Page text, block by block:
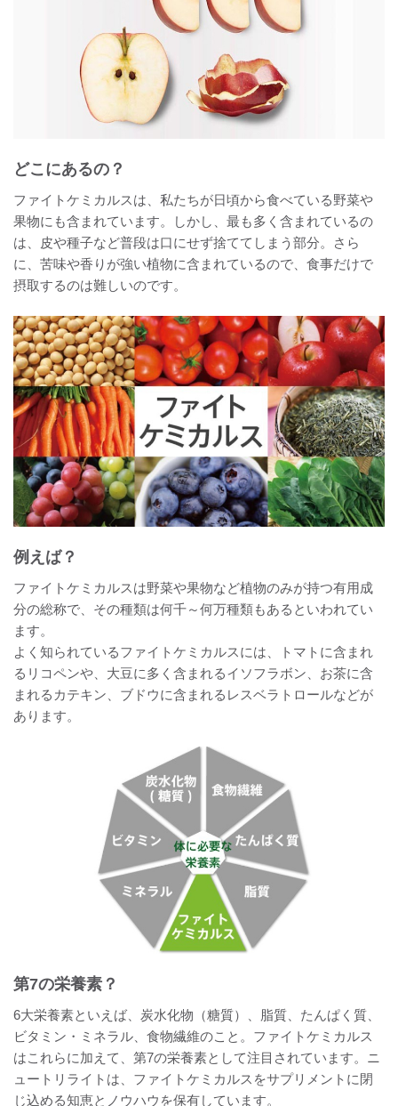
どこにあるの？
ファイトケミカルスは、私たちが日頃から食べている野菜や
果物にも含まれています。しかし、最も多く含まれているの
は、皮や種子など普段は口にせず捨ててしまう部分。さら
に、苦味や香りが強い植物に含まれているので、食事だけで
摂取するのは難しいのです。
例えば？
ファイトケミカルスは野菜や果物など植物のみが持つ有用成
分の総称で、その種類は何千～何万種類もあるといわれてい
ます。
よく知られているファイトケミカルスには、トマトに含まれ
るリコペンや、大豆に多く含まれるイソフラボン、お茶に含
まれるカテキン、ブドウに含まれるレスベラトロールなどが
あります。
第7の栄養素？
6大栄養素といえば、炭水化物（糖質）、脂質、たんぱく質、
ビタミン・ミネラル、食物繊維のこと。ファイトケミカルス
はこれらに加えて、第7の栄養素として注目されています。ニ
ュートリライトは、ファイトケミカルスをサプリメントに閉
じ込める知恵とノウハウを保有しています。